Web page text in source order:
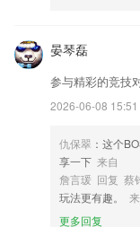
2.炫酷涂色，海量的涂色
3.根据学习的情况进行
4.BBC英语，英语新闻
5.学习不同的知识也会
6.只为每一位热爱音乐
茅庐的菜鸟，它都将是
晏琴磊
参与精彩的竞技
2026-06-08 15:51
仇保翠 ：这个
享一下 来自
詹言瑗 回复 蔡
玩法更有趣。
更多回复